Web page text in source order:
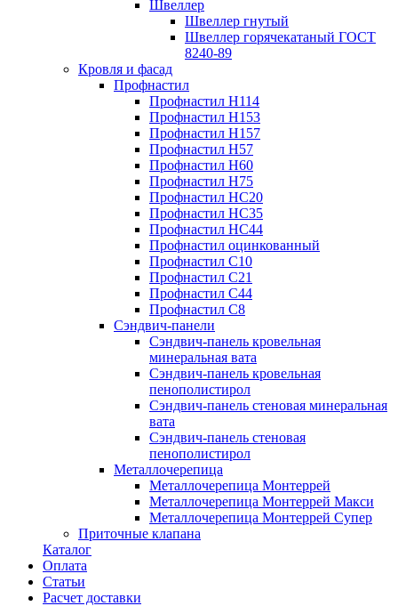
Швеллер
Швеллер гнутый
Швеллер горячекатаный ГОСТ
8240-89
Кровля и фасад
Профнастил
Профнастил Н114
Профнастил Н153
Профнастил Н157
Профнастил Н57
Профнастил Н60
Профнастил Н75
Профнастил НС20
Профнастил НС35
Профнастил НС44
Профнастил оцинкованный
Профнастил С10
Профнастил С21
Профнастил С44
Профнастил С8
Сэндвич-панели
Сэндвич-панель кровельная
минеральная вата
Сэндвич-панель кровельная
пенополистирол
Сэндвич-панель стеновая минеральная
вата
Сэндвич-панель стеновая
пенополистирол
Металлочерепица
Металлочерепица Монтеррей
Металлочерепица Монтеррей Макси
Металлочерепица Монтеррей Супер
Приточные клапана
Каталог
Оплата
Статьи
Расчет доставки